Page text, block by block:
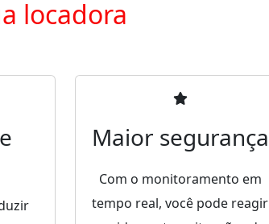
locadora
Maior segurança
Com o monitoramento em
tempo real, você pode reagir